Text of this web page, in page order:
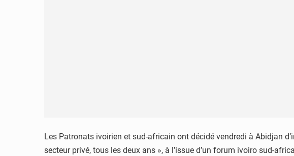
Les Patronats ivoirien et sud-africain ont décidé vendredi à Abidjan
secteur privé, tous les deux ans », à l’issue d’un forum ivoiro sud-